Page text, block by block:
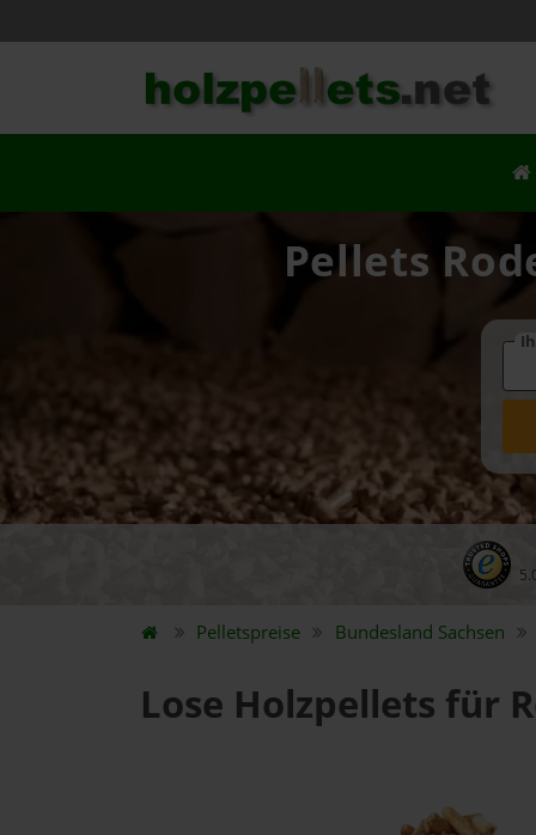
Pellets
Pelletspreise Bundesland Sachsen
Lose Holzpellets für